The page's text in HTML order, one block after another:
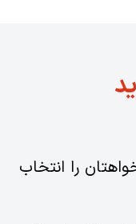
را انتخاب